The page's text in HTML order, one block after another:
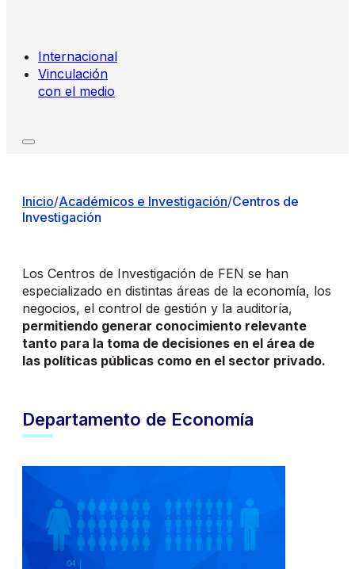
Internacional
Vinculación
con el medio
Inicio/Académicos e Investigación/Centros de
Investigación
Los Centros de Investigación de FEN se han
especializado en distintas áreas de la economía, los
negocios, el control de gestión y la auditoría,
permitiendo generar conocimiento relevante
tanto para la toma de decisiones en el área de
las políticas públicas como en el sector privado.
Departamento de Economía